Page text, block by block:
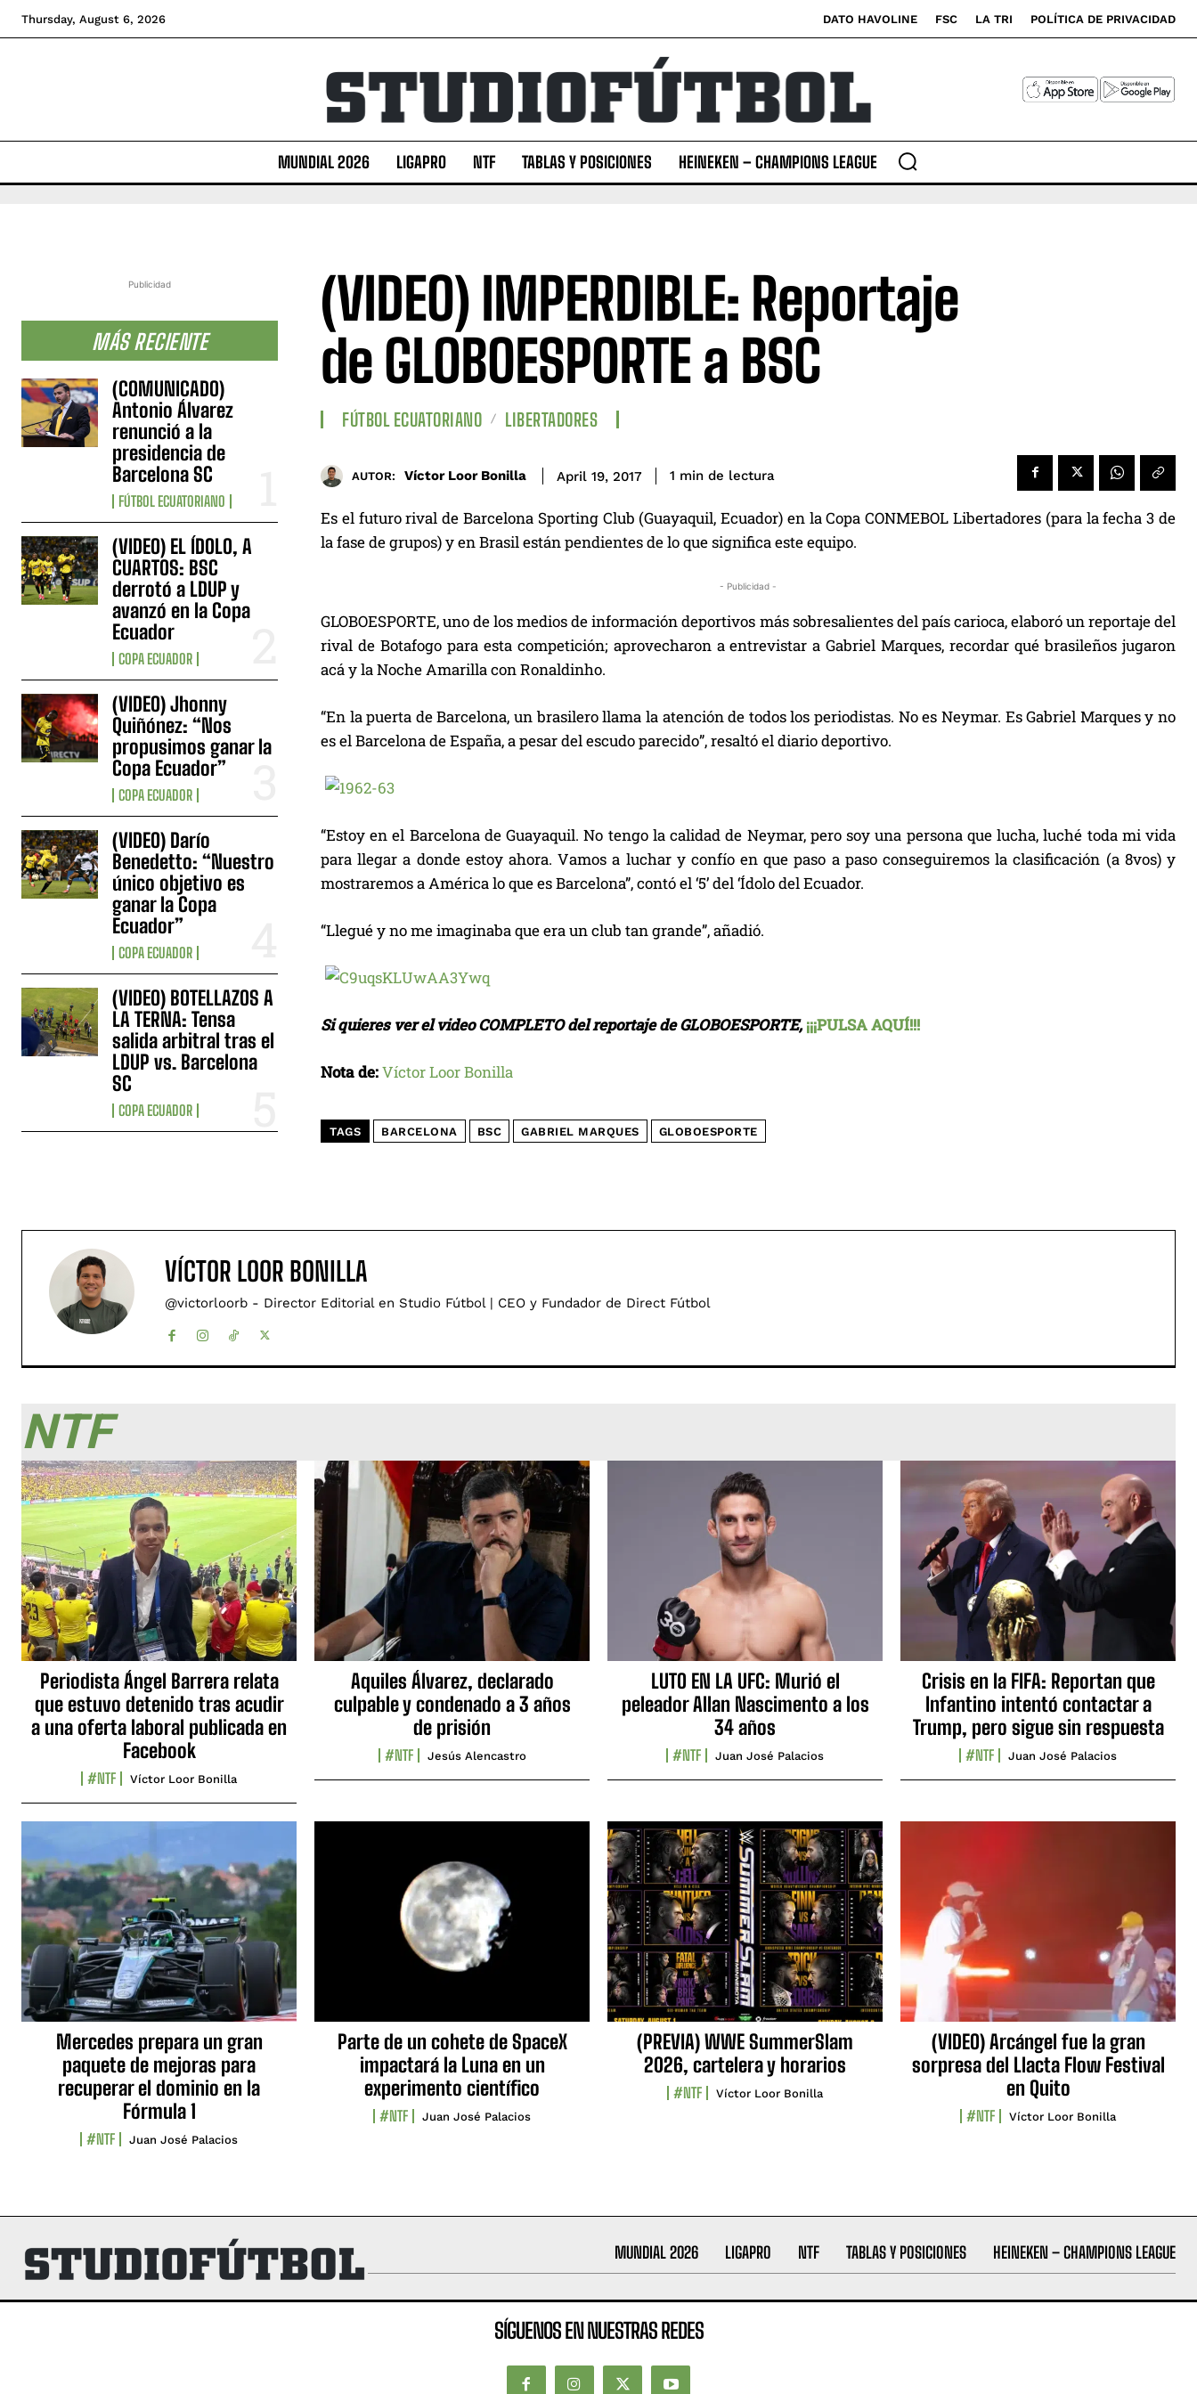
Thursday, August 6, 2026 DATO HAVOLINE FSC LA TRI POLÍTICA DE PRIVACIDAD
MUNDIAL 2026 LIGAPRO NTF TABLAS Y POSICIONES HEINEKEN – CHAMPIONS LEAGUE
Publicidad
MÁS RECIENTE
(COMUNICADO)
Antonio Álvarez
renunció a la
presidencia de
Barcelona SC
FÚTBOL ECUATORIANO
(VIDEO) EL ÍDOLO, A
CUARTOS: BSC
derrotó a LDUP y
avanzó en la Copa
Ecuador
COPA ECUADOR
(VIDEO) Jhonny
Quiñónez: “Nos
propusimos ganar la
Copa Ecuador”
COPA ECUADOR
(VIDEO) Darío
Benedetto: “Nuestro
único objetivo es
ganar la Copa
Ecuador”
COPA ECUADOR
(VIDEO) BOTELLAZOS A
LA TERNA: Tensa
salida arbitral tras el
LDUP vs. Barcelona
SC
COPA ECUADOR
(VIDEO) IMPERDIBLE: Reportaje
de GLOBOESPORTE a BSC
FÚTBOL ECUATORIANO LIBERTADORES
AUTOR: Víctor Loor Bonilla April 19, 2017 1 min de lectura
Es el futuro rival de Barcelona Sporting Club (Guayaquil, Ecuador) en la Copa CONMEBOL Libertadores (para la fecha 3 de
la fase de grupos) y en Brasil están pendientes de lo que significa este equipo.
- Publicidad -
GLOBOESPORTE, uno de los medios de información deportivos más sobresalientes del país carioca, elaboró un reportaje del
rival de Botafogo para esta competición; aprovecharon a entrevistar a Gabriel Marques, recordar qué brasileños jugaron
acá y la Noche Amarilla con Ronaldinho.
“En la puerta de Barcelona, un brasilero llama la atención de todos los periodistas. No es Neymar. Es Gabriel Marques y no
es el Barcelona de España, a pesar del escudo parecido”, resaltó el diario deportivo.
“Estoy en el Barcelona de Guayaquil. No tengo la calidad de Neymar, pero soy una persona que lucha, luché toda mi vida
para llegar a donde estoy ahora. Vamos a luchar y confío en que paso a paso conseguiremos la clasificación (a 8vos) y
mostraremos a América lo que es Barcelona”, contó el ‘5’ del ‘Ídolo del Ecuador.
“Llegué y no me imaginaba que era un club tan grande”, añadió.
Si quieres ver el video COMPLETO del reportaje de GLOBOESPORTE, ¡¡¡PULSA AQUÍ!!!
Nota de:Víctor Loor Bonilla
TAGS BARCELONA BSC GABRIEL MARQUES GLOBOESPORTE
VÍCTOR LOOR BONILLA
@victorloorb - Director Editorial en Studio Fútbol | CEO y Fundador de Direct Fútbol
NTF
Periodista Ángel Barrera relata
que estuvo detenido tras acudir
a una oferta laboral publicada en
Facebook
#NTF Víctor Loor Bonilla
Aquiles Álvarez, declarado
culpable y condenado a 3 años
de prisión
#NTF Jesús Alencastro
LUTO EN LA UFC: Murió el
peleador Allan Nascimento a los
34 años
#NTF Juan José Palacios
Crisis en la FIFA: Reportan que
Infantino intentó contactar a
Trump, pero sigue sin respuesta
#NTF Juan José Palacios
Mercedes prepara un gran
paquete de mejoras para
recuperar el dominio en la
Fórmula 1
#NTF Juan José Palacios
Parte de un cohete de SpaceX
impactará la Luna en un
experimento científico
#NTF Juan José Palacios
(PREVIA) WWE SummerSlam
2026, cartelera y horarios
#NTF Víctor Loor Bonilla
(VIDEO) Arcángel fue la gran
sorpresa del Llacta Flow Festival
en Quito
#NTF Víctor Loor Bonilla
MUNDIAL 2026 LIGAPRO NTF TABLAS Y POSICIONES HEINEKEN – CHAMPIONS LEAGUE
SÍGUENOS EN NUESTRAS REDES